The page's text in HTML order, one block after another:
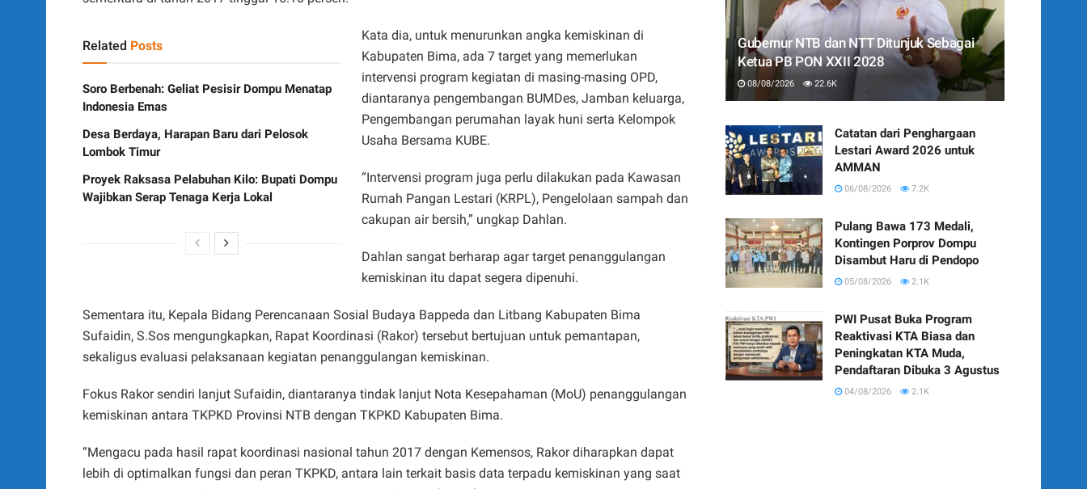
Related Posts
Soro Berbenah: Geliat Pesisir Dompu Menatap
Indonesia Emas
Desa Berdaya, Harapan Baru dari Pelosok
Lombok Timur
Proyek Raksasa Pelabuhan Kilo: Bupati Dompu
Wajibkan Serap Tenaga Kerja Lokal
Kata dia, untuk menurunkan angka kemiskinan di
Kabupaten Bima, ada 7 target yang memerlukan
intervensi program kegiatan di masing-masing OPD,
diantaranya pengembangan BUMDes, Jamban keluarga,
Pengembangan perumahan layak huni serta Kelompok
Usaha Bersama KUBE.
“Intervensi program juga perlu dilakukan pada Kawasan
Rumah Pangan Lestari (KRPL), Pengelolaan sampah dan
cakupan air bersih,” ungkap Dahlan.
Dahlan sangat berharap agar target penanggulangan
kemiskinan itu dapat segera dipenuhi.
Sementara itu, Kepala Bidang Perencanaan Sosial Budaya Bappeda dan Litbang Kabupaten Bima
Sufaidin, S.Sos mengungkapkan, Rapat Koordinasi (Rakor) tersebut bertujuan untuk pemantapan,
sekaligus evaluasi pelaksanaan kegiatan penanggulangan kemiskinan.
Fokus Rakor sendiri lanjut Sufaidin, diantaranya tindak lanjut Nota Kesepahaman (MoU) penanggulangan
kemiskinan antara TKPKD Provinsi NTB dengan TKPKD Kabupaten Bima.
“Mengacu pada hasil rapat koordinasi nasional tahun 2017 dengan Kemensos, Rakor diharapkan dapat
lebih di optimalkan fungsi dan peran TKPKD, antara lain terkait basis data terpadu kemiskinan yang saat
Gubernur NTB dan NTT Ditunjuk Sebagai
Ketua PB PON XXII 2028
08/08/2026 22.6K
Catatan dari Penghargaan
Lestari Award 2026 untuk
AMMAN
06/08/2026 7.2K
Pulang Bawa 173 Medali,
Kontingen Porprov Dompu
Disambut Haru di Pendopo
05/08/2026 2.1K
PWI Pusat Buka Program
Reaktivasi KTA Biasa dan
Peningkatan KTA Muda,
Pendaftaran Dibuka 3 Agustus
04/08/2026 2.1K